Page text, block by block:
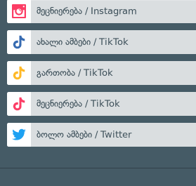
მეცნიერება / Instagram
ახალი ამბები / TikTok
გართობა / TikTok
მეცნიერება / TikTok
ბოლო ამბები / Twitter